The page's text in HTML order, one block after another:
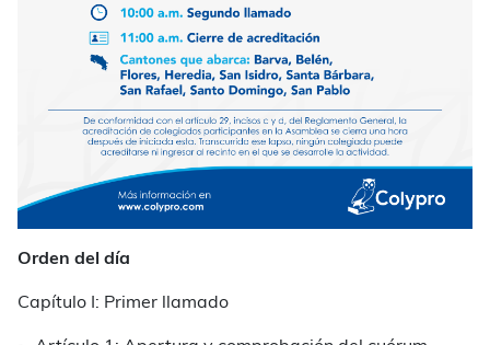
Orden del día
Capítulo I: Primer llamado